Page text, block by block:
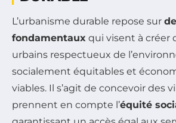
L’urbanisme durable repose sur
fondamentaux qui visent à créer
urbains respectueux de
socialement équitables et
viables. Il s’agit de concevoir des
prennent en compte l’équité